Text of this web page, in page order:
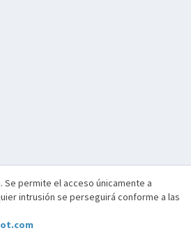
Se permite el acceso únicamente a
intrusión se perseguirá conforme a las